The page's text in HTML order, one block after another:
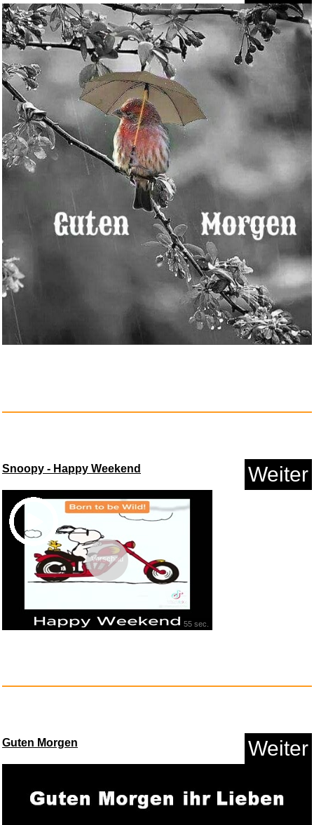
Anzeige
English Grammar in Use With
An...
Anzeige
Anzeige
Mein Lehrerplaner A4+ - Ringbi...
Snoopy - Happy Weekend Weiter
Vorschau
55 sec.
Guten Morgen Weiter